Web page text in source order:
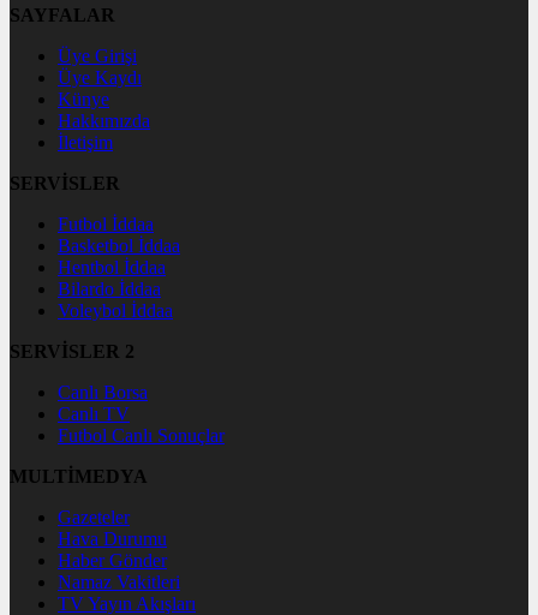
SAYFALAR
Üye Girişi
Üye Kaydı
Künye
Hakkımızda
İletişim
SERVİSLER
Futbol İddaa
Basketbol İddaa
Hentbol İddaa
Bilardo İddaa
Voleybol İddaa
SERVİSLER 2
Canlı Borsa
Canlı TV
Futbol Canlı Sonuçlar
MULTİMEDYA
Gazeteler
Hava Durumu
Haber Gönder
Namaz Vakitleri
TV Yayın Akışları